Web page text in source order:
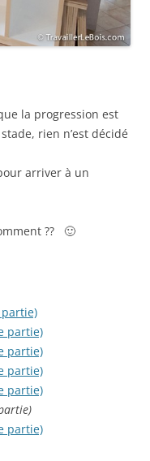
la progression est
rien n’est décidé
arriver à un
?? 🙂
partie)
partie)
partie)
partie)
partie)
partie)